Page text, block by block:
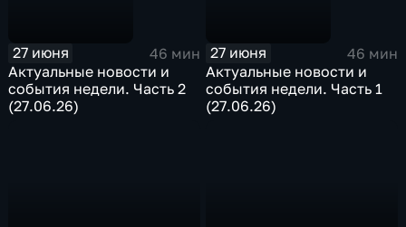
27 июня
46 мин
Актуальные новости и
события недели. Часть 2
(27.06.26)
27 июня
46 мин
Актуальные новости и
события недели. Часть 1
(27.06.26)